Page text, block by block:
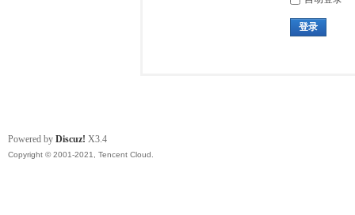
登录
Powered by Discuz! X3.4
Copyright © 2001-2021, Tencent Cloud.